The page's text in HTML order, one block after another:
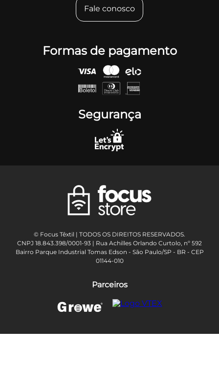
Fale conosco
Formas de pagamento
Segurança
© Focus Têxtil | TODOS OS DIREITOS RESERVADOS.
CNPJ 18.843.398/0001-93 | Rua Achilles Orlando Curtolo, nº 592
Bairro Parque Industrial Tomas Edson - São Paulo/SP - BR - CEP
01144-010
Parceiros